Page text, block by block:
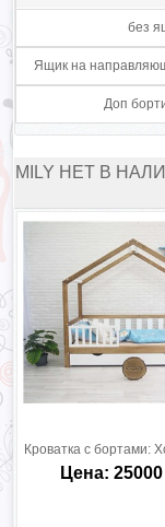
без
Ящик на
Доп
MILY НЕТ В
Кроватка с бортами:
Цена: